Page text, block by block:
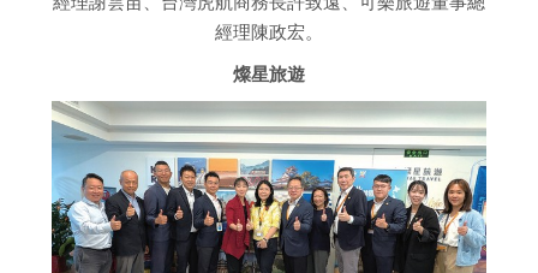
經理陳政宏。
燦星旅遊